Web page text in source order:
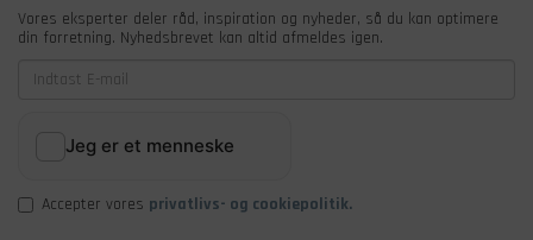
Vores eksperter deler råd, inspiration og nyheder, så du kan optimere
din forretning. Nyhedsbrevet kan altid afmeldes igen.
Accepter vores privatlivs- og cookiepolitik.